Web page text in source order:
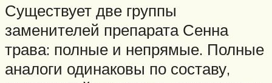
Существует две группы
заменителей препарата Сенна
трава: полные и непрямые. Полные
аналоги одинаковы по составу,